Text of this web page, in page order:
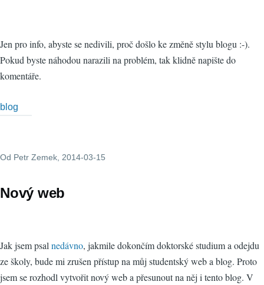
Jen pro info, abyste se nedivili, proč došlo ke změně stylu blogu :-).
Pokud byste náhodou narazili na problém, tak klidně napište do
komentáře.
blog
Od Petr Zemek , 2014-03-15
Nový web
Jak jsem psal nedávno, jakmile dokončím doktorské studium a odejdu
ze školy, bude mi zrušen přístup na můj studentský web a blog. Proto
jsem se rozhodl vytvořit nový web a přesunout na něj i tento blog. V